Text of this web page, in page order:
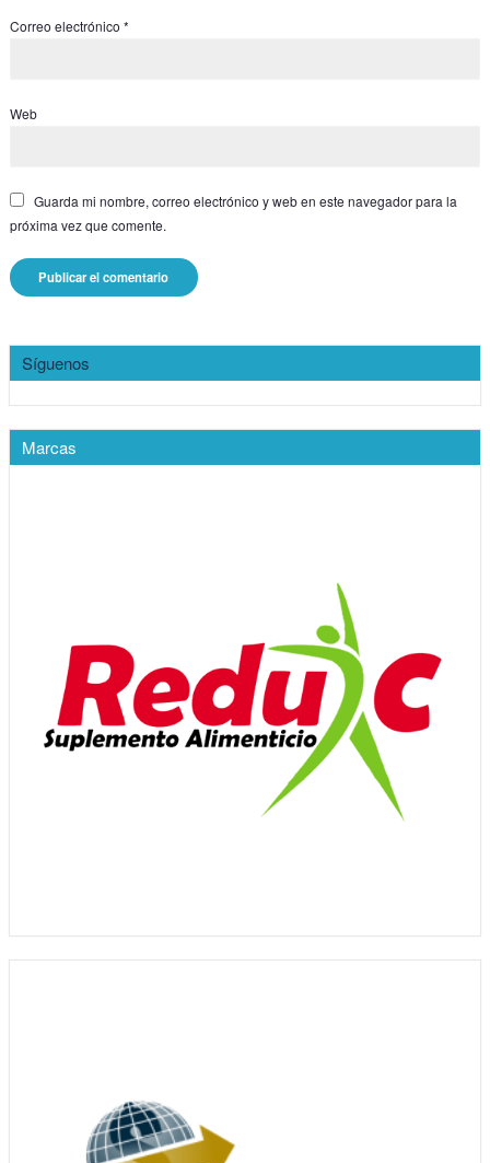
Correo electrónico *
Web
Guarda mi nombre, correo electrónico y web en este navegador para la
próxima vez que comente.
Síguenos
Marcas